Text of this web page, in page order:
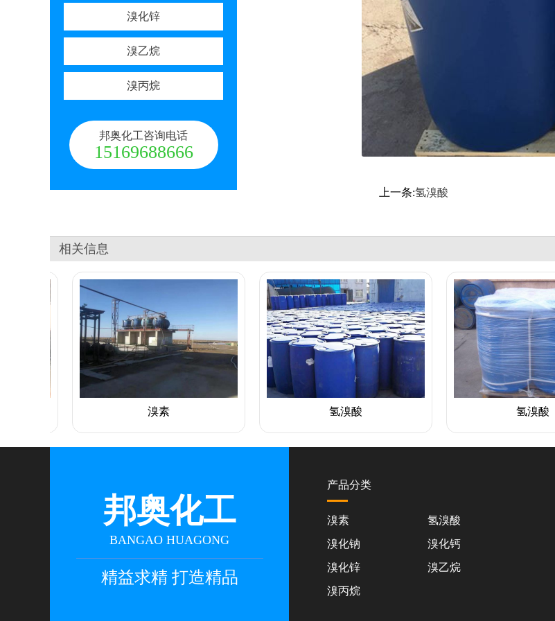
溴化锌
溴乙烷
溴丙烷
邦奥化工咨询电话
15169688666
上一条:氢溴酸
相关信息
邦奥化工
BANGAO HUAGONG
精益求精 打造精品
产品分类
溴素
氢溴酸
溴化钠
溴化钙
溴化锌
溴乙烷
溴丙烷